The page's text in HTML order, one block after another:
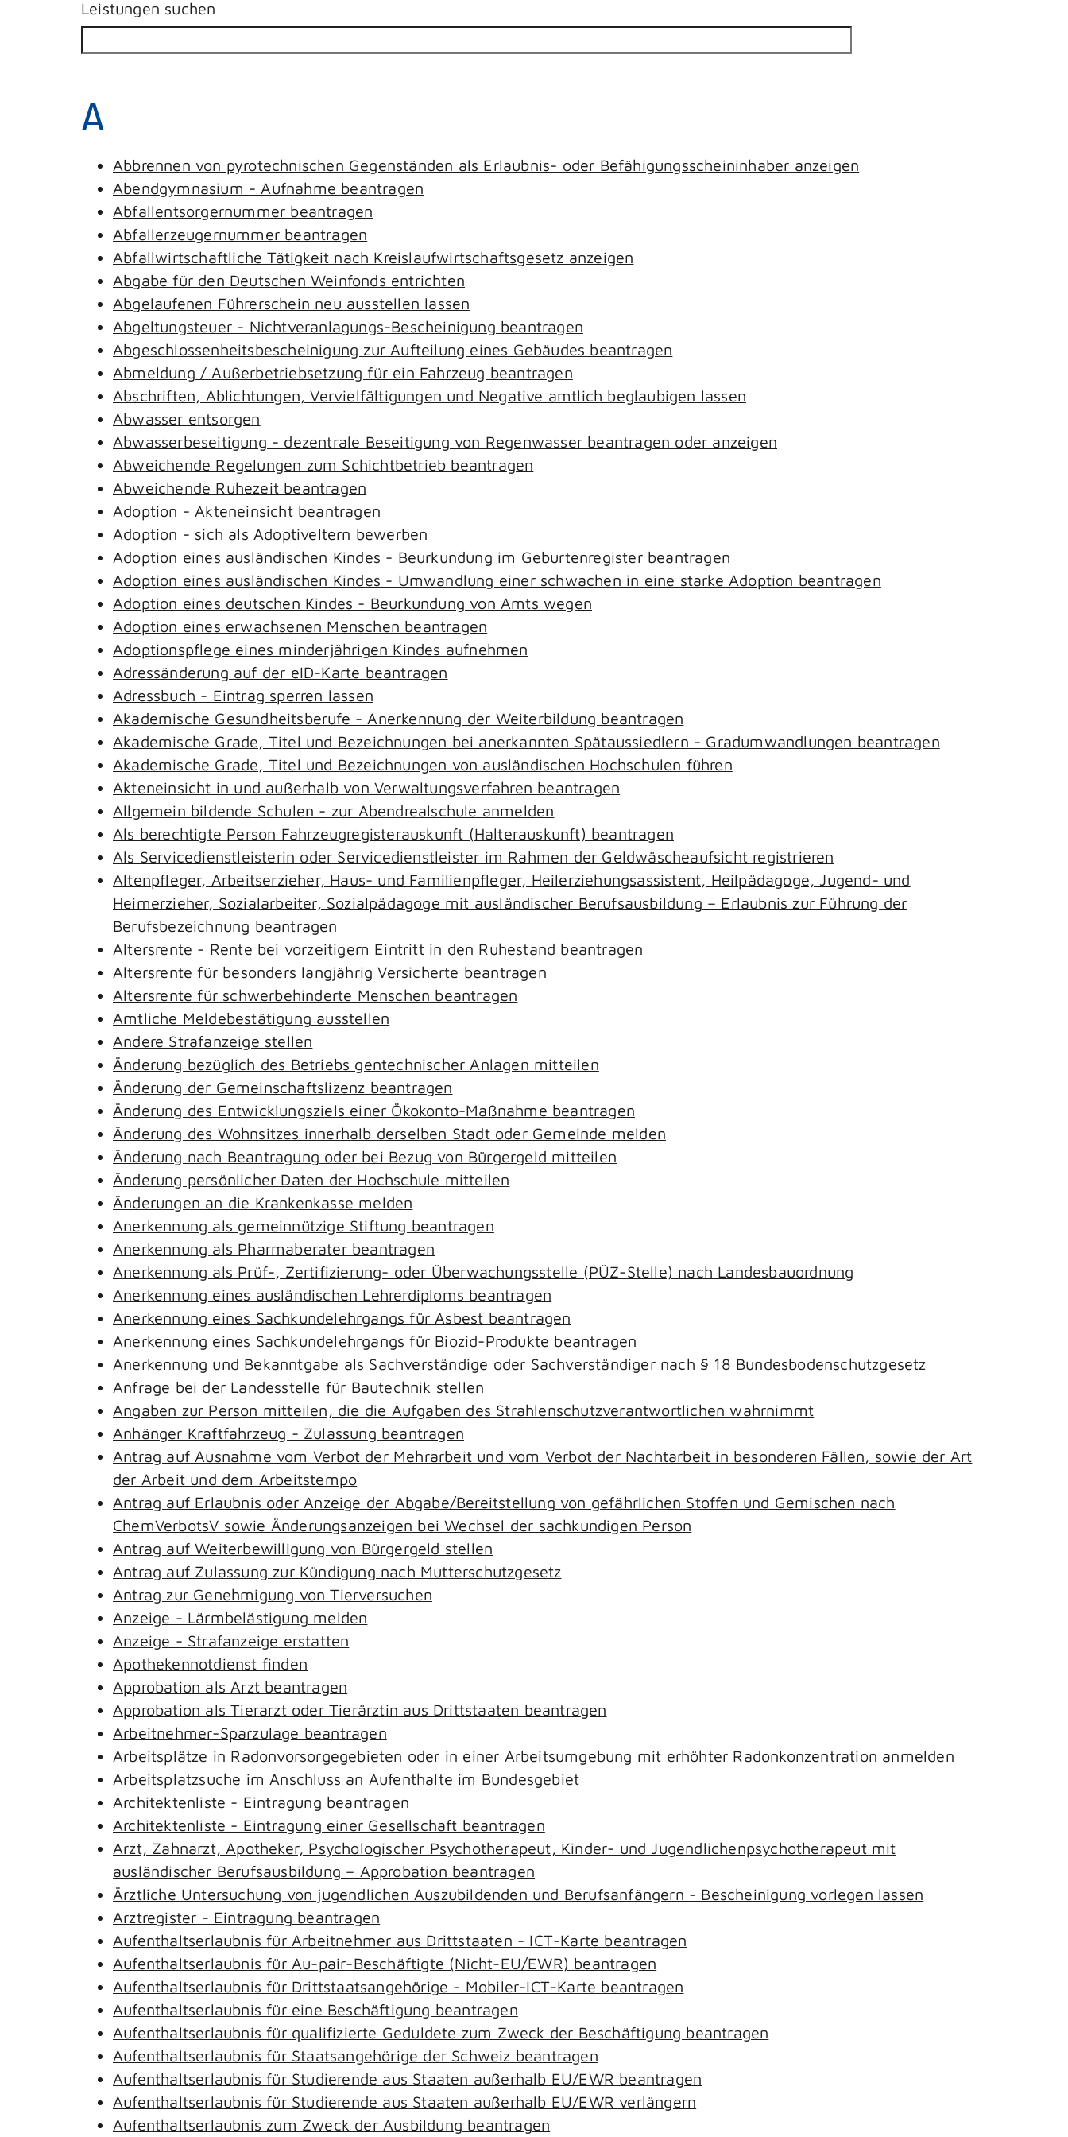
Leistungen suchen
A
Abbrennen von pyrotechnischen Gegenständen als Erlaubnis- oder Befähigungsscheininhaber anzeigen
Abendgymnasium - Aufnahme beantragen
Abfallentsorgernummer beantragen
Abfallerzeugernummer beantragen
Abfallwirtschaftliche Tätigkeit nach Kreislaufwirtschaftsgesetz anzeigen
Abgabe für den Deutschen Weinfonds entrichten
Abgelaufenen Führerschein neu ausstellen lassen
Abgeltungsteuer - Nichtveranlagungs-Bescheinigung beantragen
Abgeschlossenheitsbescheinigung zur Aufteilung eines Gebäudes beantragen
Abmeldung / Außerbetriebsetzung für ein Fahrzeug beantragen
Abschriften, Ablichtungen, Vervielfältigungen und Negative amtlich beglaubigen lassen
Abwasser entsorgen
Abwasserbeseitigung - dezentrale Beseitigung von Regenwasser beantragen oder anzeigen
Abweichende Regelungen zum Schichtbetrieb beantragen
Abweichende Ruhezeit beantragen
Adoption - Akteneinsicht beantragen
Adoption - sich als Adoptiveltern bewerben
Adoption eines ausländischen Kindes - Beurkundung im Geburtenregister beantragen
Adoption eines ausländischen Kindes - Umwandlung einer schwachen in eine starke Adoption beantragen
Adoption eines deutschen Kindes - Beurkundung von Amts wegen
Adoption eines erwachsenen Menschen beantragen
Adoptionspflege eines minderjährigen Kindes aufnehmen
Adressänderung auf der eID-Karte beantragen
Adressbuch - Eintrag sperren lassen
Akademische Gesundheitsberufe - Anerkennung der Weiterbildung beantragen
Akademische Grade, Titel und Bezeichnungen bei anerkannten Spätaussiedlern - Gradumwandlungen beantragen
Akademische Grade, Titel und Bezeichnungen von ausländischen Hochschulen führen
Akteneinsicht in und außerhalb von Verwaltungsverfahren beantragen
Allgemein bildende Schulen - zur Abendrealschule anmelden
Als berechtigte Person Fahrzeugregisterauskunft (Halterauskunft) beantragen
Als Servicedienstleisterin oder Servicedienstleister im Rahmen der Geldwäscheaufsicht registrieren
Altenpfleger, Arbeitserzieher, Haus- und Familienpfleger, Heilerziehungsassistent, Heilpädagoge, Jugend- und
Heimerzieher, Sozialarbeiter, Sozialpädagoge mit ausländischer Berufsausbildung – Erlaubnis zur Führung der
Berufsbezeichnung beantragen
Altersrente - Rente bei vorzeitigem Eintritt in den Ruhestand beantragen
Altersrente für besonders langjährig Versicherte beantragen
Altersrente für schwerbehinderte Menschen beantragen
Amtliche Meldebestätigung ausstellen
Andere Strafanzeige stellen
Änderung bezüglich des Betriebs gentechnischer Anlagen mitteilen
Änderung der Gemeinschaftslizenz beantragen
Änderung des Entwicklungsziels einer Ökokonto-Maßnahme beantragen
Änderung des Wohnsitzes innerhalb derselben Stadt oder Gemeinde melden
Änderung nach Beantragung oder bei Bezug von Bürgergeld mitteilen
Änderung persönlicher Daten der Hochschule mitteilen
Änderungen an die Krankenkasse melden
Anerkennung als gemeinnützige Stiftung beantragen
Anerkennung als Pharmaberater beantragen
Anerkennung als Prüf-, Zertifizierung- oder Überwachungsstelle (PÜZ-Stelle) nach Landesbauordnung
Anerkennung eines ausländischen Lehrerdiploms beantragen
Anerkennung eines Sachkundelehrgangs für Asbest beantragen
Anerkennung eines Sachkundelehrgangs für Biozid-Produkte beantragen
Anerkennung und Bekanntgabe als Sachverständige oder Sachverständiger nach § 18 Bundesbodenschutzgesetz
Anfrage bei der Landesstelle für Bautechnik stellen
Angaben zur Person mitteilen, die die Aufgaben des Strahlenschutzverantwortlichen wahrnimmt
Anhänger Kraftfahrzeug - Zulassung beantragen
Antrag auf Ausnahme vom Verbot der Mehrarbeit und vom Verbot der Nachtarbeit in besonderen Fällen, sowie der Art
der Arbeit und dem Arbeitstempo
Antrag auf Erlaubnis oder Anzeige der Abgabe/Bereitstellung von gefährlichen Stoffen und Gemischen nach
ChemVerbotsV sowie Änderungsanzeigen bei Wechsel der sachkundigen Person
Antrag auf Weiterbewilligung von Bürgergeld stellen
Antrag auf Zulassung zur Kündigung nach Mutterschutzgesetz
Antrag zur Genehmigung von Tierversuchen
Anzeige - Lärmbelästigung melden
Anzeige - Strafanzeige erstatten
Apothekennotdienst finden
Approbation als Arzt beantragen
Approbation als Tierarzt oder Tierärztin aus Drittstaaten beantragen
Arbeitnehmer-Sparzulage beantragen
Arbeitsplätze in Radonvorsorgegebieten oder in einer Arbeitsumgebung mit erhöhter Radonkonzentration anmelden
Arbeitsplatzsuche im Anschluss an Aufenthalte im Bundesgebiet
Architektenliste - Eintragung beantragen
Architektenliste - Eintragung einer Gesellschaft beantragen
Arzt, Zahnarzt, Apotheker, Psychologischer Psychotherapeut, Kinder- und Jugendlichenpsychotherapeut mit
ausländischer Berufsausbildung – Approbation beantragen
Ärztliche Untersuchung von jugendlichen Auszubildenden und Berufsanfängern - Bescheinigung vorlegen lassen
Arztregister - Eintragung beantragen
Aufenthaltserlaubnis für Arbeitnehmer aus Drittstaaten - ICT-Karte beantragen
Aufenthaltserlaubnis für Au-pair-Beschäftigte (Nicht-EU/EWR) beantragen
Aufenthaltserlaubnis für Drittstaatsangehörige - Mobiler-ICT-Karte beantragen
Aufenthaltserlaubnis für eine Beschäftigung beantragen
Aufenthaltserlaubnis für qualifizierte Geduldete zum Zweck der Beschäftigung beantragen
Aufenthaltserlaubnis für Staatsangehörige der Schweiz beantragen
Aufenthaltserlaubnis für Studierende aus Staaten außerhalb EU/EWR beantragen
Aufenthaltserlaubnis für Studierende aus Staaten außerhalb EU/EWR verlängern
Aufenthaltserlaubnis zum Zweck der Ausbildung beantragen